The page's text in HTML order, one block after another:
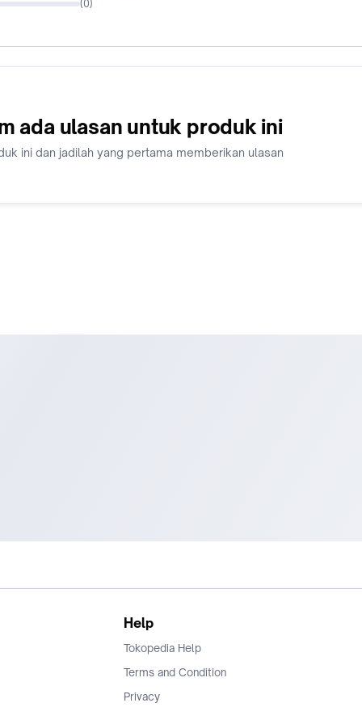
Cuci terpisah
Gunakan detergen yang lembut
(0)
ada ulasan untuk produk ini
ini dan jadilah yang pertama memberikan ulasan
Help
Tokopedia Help
Terms and Condition
Privacy